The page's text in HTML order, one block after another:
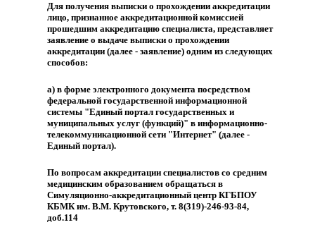
Для получения выписки о прохождении аккредитации
лицо, признанное аккредитационной комиссией
прошедшим аккредитацию специалиста, представляет
заявление о выдаче выписки о прохождении
аккредитации (далее - заявление) одним из следующих
способов:
а) в форме электронного документа посредством
федеральной государственной информационной
системы "Единый портал государственных и
муниципальных услуг (функций)" в информационно-
телекоммуникационной сети "Интернет" (далее -
Единый портал).
По вопросам аккредитации специалистов со средним
медицинским образованием обращаться в
Симуляционно-аккредитационный центр КГБПОУ
КБМК им. В.М. Крутовского, т. 8(319)-246-93-84,
доб.114